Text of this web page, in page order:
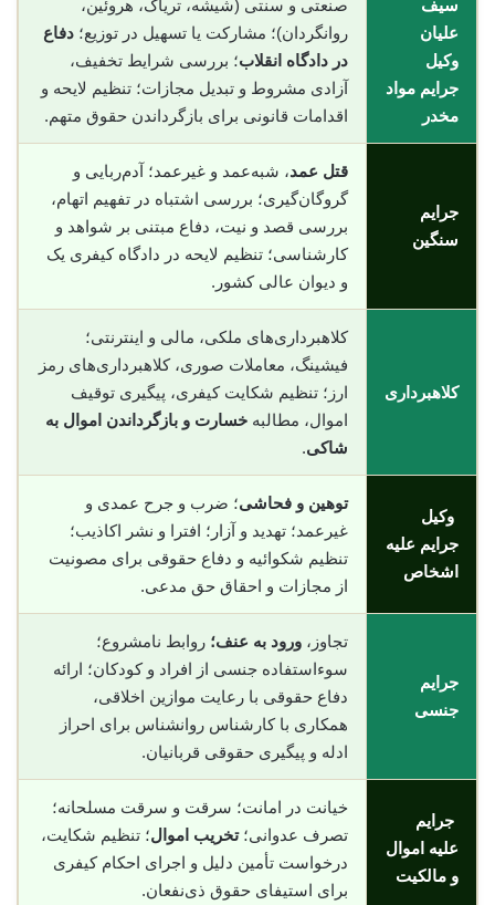
سیف
علیان
وکیل
جرایم مواد
مخدر
صنعتی و سنتی (شیشه، تریاک، هروئین،
روانگردان)؛ مشارکت یا تسهیل در توزیع؛ دفاع
در دادگاه انقلاب؛ بررسی شرایط تخفیف،
آزادی مشروط و تبدیل مجازات؛ تنظیم لایحه و
اقدامات قانونی برای بازگرداندن حقوق متهم.
جرایم
سنگین
قتل عمد، شبه‌عمد و غیرعمد؛ آدم‌ربایی و
گروگان‌گیری؛ بررسی اشتباه در تفهیم اتهام،
بررسی قصد و نیت، دفاع مبتنی بر شواهد و
کارشناسی؛ تنظیم لایحه در دادگاه کیفری یک
و دیوان عالی کشور.
کلاهبرداری
کلاهبرداری‌های ملکی، مالی و اینترنتی؛
فیشینگ، معاملات صوری، کلاهبرداری‌های رمز
ارز؛ تنظیم شکایت کیفری، پیگیری توقیف
اموال، مطالبه خسارت و بازگرداندن اموال به
شاکی.
وکیل
جرایم علیه
اشخاص
توهین و فحاشی؛ ضرب و جرح عمدی و
غیرعمد؛ تهدید و آزار؛ افترا و نشر اکاذیب؛
تنظیم شکوائیه و دفاع حقوقی برای مصونیت
از مجازات و احقاق حق مدعی.
جرایم
جنسی
تجاوز، ورود به عنف؛ روابط نامشروع؛
سوءاستفاده جنسی از افراد و کودکان؛ ارائه
دفاع حقوقی با رعایت موازین اخلاقی،
همکاری با کارشناس روانشناس برای احراز
ادله و پیگیری حقوقی قربانیان.
جرایم
علیه اموال
و مالکیت
خیانت در امانت؛ سرقت و سرقت مسلحانه؛
تصرف عدوانی؛تخریب اموال؛ تنظیم شکایت،
درخواست تأمین دلیل و اجرای احکام کیفری
برای استیفای حقوق ذی‌نفعان.